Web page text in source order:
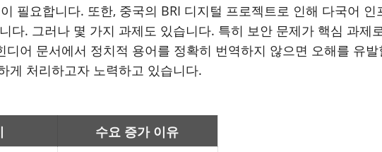
필요합니다. 또한, 중국의 BRI 디지털 프로젝트로 인해 다국어
. 그러나 몇 가지 과제도 있습니다. 특히 보안 문제가 핵심 과제
어 문서에서 정치적 용어를 정확히 번역하지 않으면 오해를 유
게 처리하고자 노력하고 있습니다.
수요 증가 이유